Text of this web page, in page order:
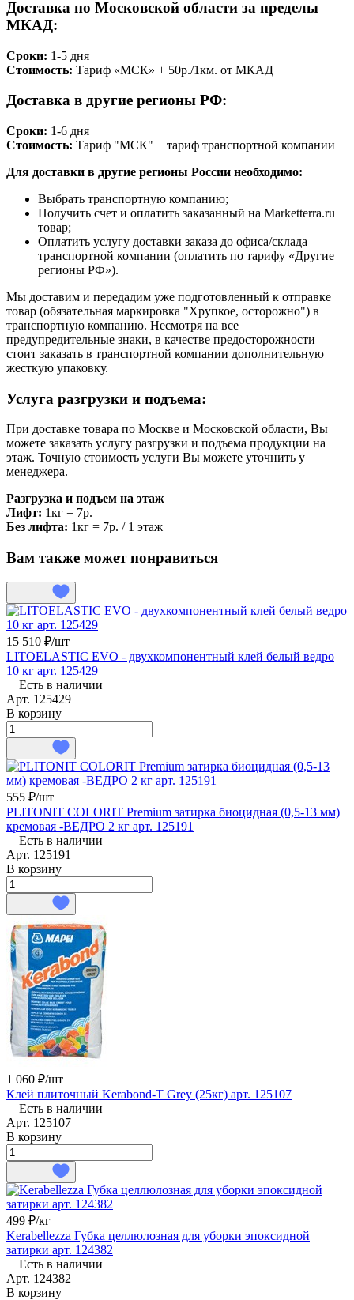
Доставка по Московской области за пределы
МКАД:
Сроки: 1-5 дня
Стоимость: Тариф «МСК» + 50р./1км. от МКАД
Доставка в другие регионы РФ:
Сроки: 1-6 дня
Стоимость: Тариф "МСК" + тариф транспортной компании
Для доставки в другие регионы России необходимо:
Выбрать транспортную компанию;
Получить счет и оплатить заказанный на Marketterra.ru
товар;
Оплатить услугу доставки заказа до офиса/склада
транспортной компании (оплатить по тарифу «Другие
регионы РФ»).
Мы доставим и передадим уже подготовленный к отправке
товар (обязательная маркировка "Хрупкое, осторожно") в
транспортную компанию. Несмотря на все
предупредительные знаки, в качестве предосторожности
стоит заказать в транспортной компании дополнительную
жесткую упаковку.
Услуга разгрузки и подъема:
При доставке товара по Москве и Московской области, Вы
можете заказать услугу разгрузки и подъема продукции на
этаж. Точную стоимость услуги Вы можете уточнить у
менеджера.
Разгрузка и подъем на этаж
Лифт: 1кг = 7р.
Без лифта: 1кг = 7р. / 1 этаж
Вам также может понравиться
15 510 ₽/шт
LITOELASTIC EVO - двухкомпонентный клей белый ведро
10 кг арт. 125429
Есть в наличии
Арт. 125429
В корзину
555 ₽/шт
PLITONIT COLORIT Premium затирка биоцидная (0,5-13 мм)
кремовая -ВЕДРО 2 кг арт. 125191
Есть в наличии
Арт. 125191
В корзину
1 060 ₽/шт
Клей плиточный Kerabond-T Grey (25кг) арт. 125107
Есть в наличии
Арт. 125107
В корзину
499 ₽/кг
Kerabellezza Губка целлюлозная для уборки эпоксидной
затирки арт. 124382
Есть в наличии
Арт. 124382
В корзину